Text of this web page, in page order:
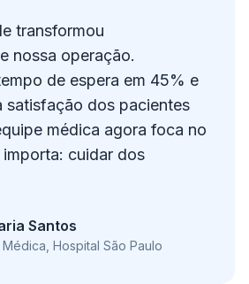
transformou
nossa operação.
de espera em 45% e
satisfação dos pacientes
médica agora foca no
importa: cuidar dos
Santos
Hospital São Paulo